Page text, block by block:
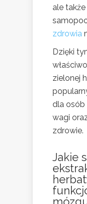
ale
zdrowia
Dzięki
zielonej
dla
wagi
zdrowie.
Jakie